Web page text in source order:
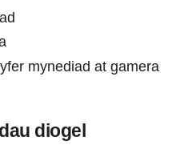
mynediad at gamera
diogel